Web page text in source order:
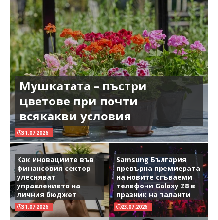
Мушкатата – пъстри
цветове при почти
всякакви условия
31.07.2026
Как иновациите във
финансовия сектор
улесняват
управлението на
личния бюджет
31.07.2026
Samsung България
превърна премиерата
на новите сгъваеми
телефони Galaxy Z8 в
празник на таланти
23.07.2026